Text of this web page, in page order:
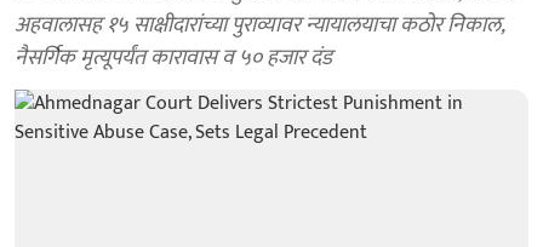
अहवालासह १५ साक्षीदारांच्या पुराव्यावर न्यायालयाचा कठोर निकाल,
नैसर्गिक मृत्यूपर्यंत कारावास व ५० हजार दंड